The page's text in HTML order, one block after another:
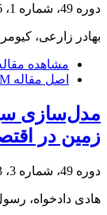
دوره 49، شماره 1، 1396، صفحه
بهادر زارعی،
مشاهده
اصل مقاله
مدل‌سازی
زمین در
دوره 49، شماره 3، 1393، صفحه
هادی دادخواه،